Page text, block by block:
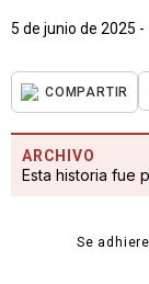
5 de junio de 2025 -
COMPARTIR
ARCHIVO
Esta historia fue
Se